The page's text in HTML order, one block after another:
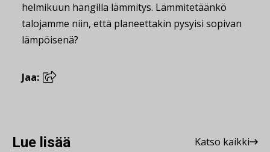
helmikuun hangilla lämmitys. Lämmitetäänkö
talojamme niin, että planeettakin pysyisi sopivan
lämpöisenä?
Jaa:
Lue lisää Katso kaikki